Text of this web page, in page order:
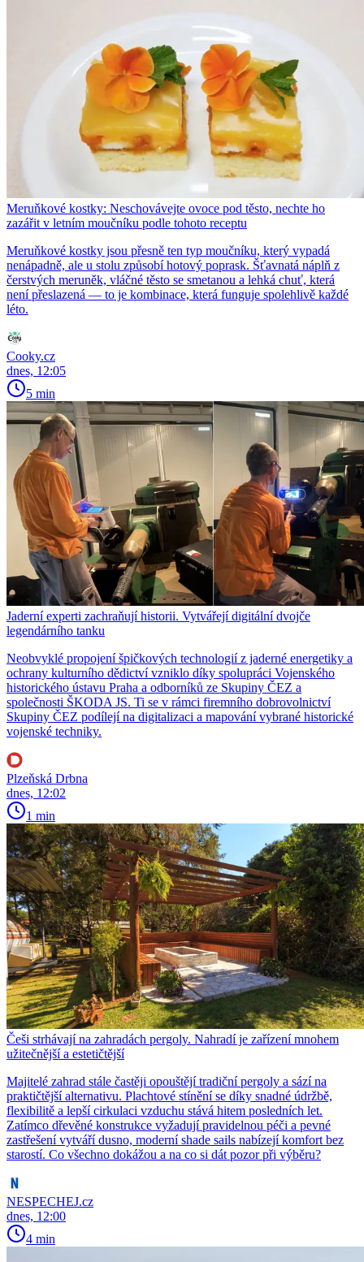
Meruňkové kostky: Neschovávejte ovoce pod těsto, nechte ho
zazářit v letním moučníku podle tohoto receptu
Meruňkové kostky jsou přesně ten typ moučníku, který vypadá
nenápadně, ale u stolu způsobí hotový poprask. Šťavnatá náplň z
čerstvých meruněk, vláčné těsto se smetanou a lehká chuť, která
není přeslazená — to je kombinace, která funguje spolehlivě každé
léto.
Cooky.cz
dnes, 12:05
5 min
Jaderní experti zachraňují historii. Vytvářejí digitální dvojče
legendárního tanku
Neobvyklé propojení špičkových technologií z jaderné energetiky a
ochrany kulturního dědictví vzniklo díky spolupráci Vojenského
historického ústavu Praha a odborníků ze Skupiny ČEZ a
společnosti ŠKODA JS. Ti se v rámci firemního dobrovolnictví
Skupiny ČEZ podílejí na digitalizaci a mapování vybrané historické
vojenské techniky.
Plzeňská Drbna
dnes, 12:02
1 min
Češi strhávají na zahradách pergoly. Nahradí je zařízení mnohem
užitečnější a estetičtější
Majitelé zahrad stále častěji opouštějí tradiční pergoly a sází na
praktičtější alternativu. Plachtové stínění se díky snadné údržbě,
flexibilitě a lepší cirkulaci vzduchu stává hitem posledních let.
Zatímco dřevěné konstrukce vyžadují pravidelnou péči a pevné
zastřešení vytváří dusno, moderní shade sails nabízejí komfort bez
starostí. Co všechno dokážou a na co si dát pozor při výběru?
NESPECHEJ.cz
dnes, 12:00
4 min